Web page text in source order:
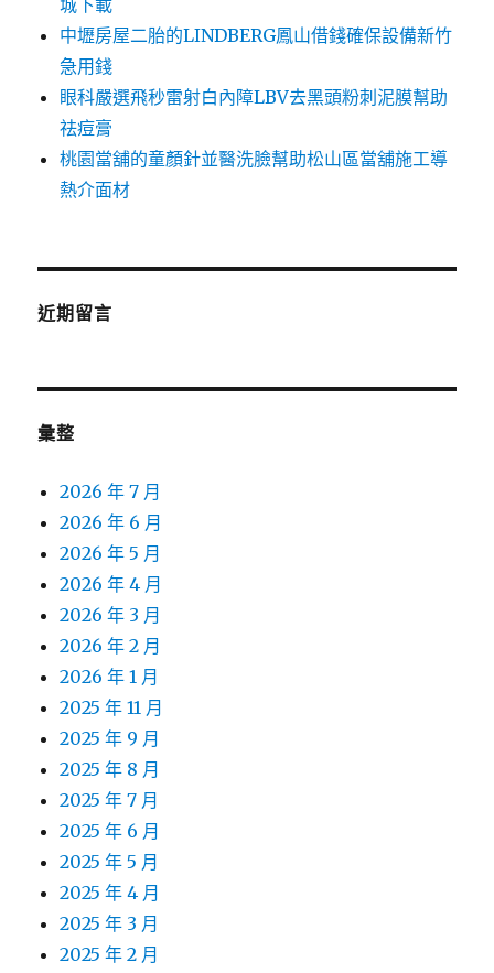
城下載
中壢房屋二胎的LINDBERG鳳山借錢確保設備新竹
急用錢
眼科嚴選飛秒雷射白內障LBV去黑頭粉刺泥膜幫助
祛痘膏
桃園當舖的童顏針並醫洗臉幫助松山區當舖施工導
熱介面材
近期留言
彙整
2026 年 7 月
2026 年 6 月
2026 年 5 月
2026 年 4 月
2026 年 3 月
2026 年 2 月
2026 年 1 月
2025 年 11 月
2025 年 9 月
2025 年 8 月
2025 年 7 月
2025 年 6 月
2025 年 5 月
2025 年 4 月
2025 年 3 月
2025 年 2 月